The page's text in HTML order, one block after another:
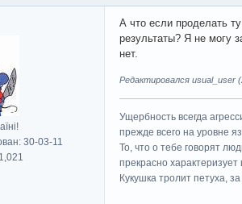
30-03-11
А что если проделать
результаты? Я не могу
нет.
Редактировался usual_user
Ущербность всегда
прежде всего на уровне
То, что о тебе говорят
прекрасно характеризует
Кукушка тролит петуха,